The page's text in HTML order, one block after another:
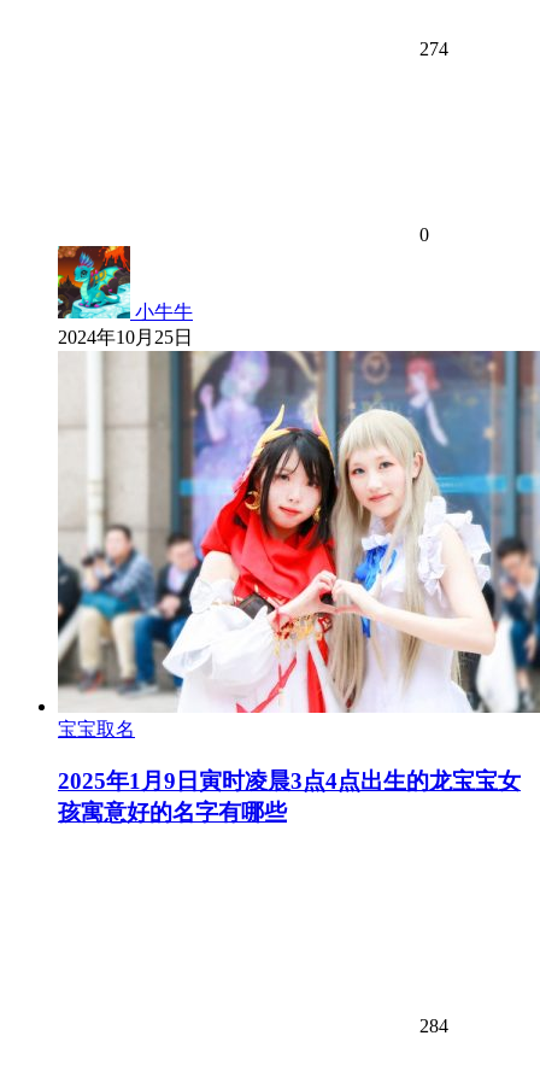
274
0
小牛牛
2024年10月25日
宝宝取名
2025年1月9日寅时凌晨3点4点出生的龙宝宝女
孩寓意好的名字有哪些
284